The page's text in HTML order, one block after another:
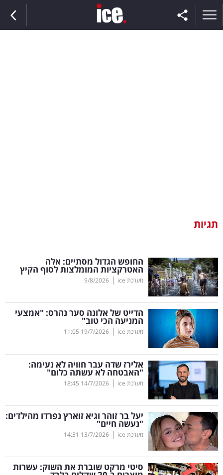
וצרכנות
דיגיטל
וטק
שיווק
ופרסום
משפט
מדדים
ומחקרים
דעות
רכילות
עסקית
קריפטו
תגיות
החופש הגדול מסתיים: אלה
האטרקציות המומלצות לסוף הקיץ
מערכת ice |
9/8/2026
הדייט של אלונה סער נהרס: "אמצעי
המניעה הכי טוב"
מערכת ice |
19/7/2026
11:05
אלירז שדה עבר חוויה לא נעימה:
"האבטחה לא עשתה כלום"
מערכת ice |
14/7/2026
18:45
יעל בר זוהר וגיא זוארץ נפרדו מהילדים:
"נעשה חיים"
מערכת ice |
13/7/2026
14:31
סיטי מרקט שוברת את השוק: עשרות